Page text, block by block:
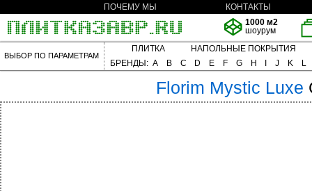
ПОЧЕМУ МЫ
КОНТАКТЫ
1000 м2
шоурум
ВЫБОР ПО ПАРАМЕТРАМ
ПЛИТКА
НАПОЛЬНЫЕ ПОКРЫТИЯ
БРЕНДЫ: A B C D E F G H J K L
Florim Mystic Luxe